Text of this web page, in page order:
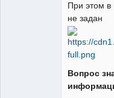
При этом в
не задан
Вопрос